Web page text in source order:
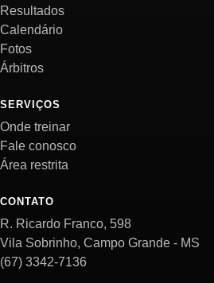
Resultados
Calendário
Fotos
Árbitros
SERVIÇOS
Onde treinar
Fale conosco
Área restrita
CONTATO
R. Ricardo Franco, 598
Vila Sobrinho, Campo Grande - MS
(67) 3342-7136